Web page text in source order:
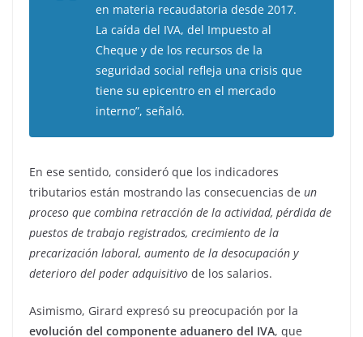
en materia recaudatoria desde 2017.
La caída del IVA, del Impuesto al
Cheque y de los recursos de la
seguridad social refleja una crisis que
tiene su epicentro en el mercado
interno”, señaló.
En ese sentido, consideró que los indicadores
tributarios están mostrando las consecuencias de un
proceso que combina retracción de la actividad, pérdida de
puestos de trabajo registrados, crecimiento de la
precarización laboral, aumento de la desocupación y
deterioro del poder adquisitivo de los salarios.
Asimismo, Girard expresó su preocupación por la
evolución del componente aduanero del IVA, que